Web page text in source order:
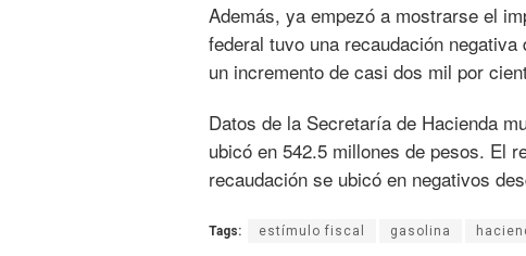
Además, ya empezó a mostrarse el
federal tuvo una recaudación negativa
un incremento de casi dos mil por
Datos de la Secretaría de Hacienda
ubicó en 542.5 millones de pesos. El
recaudación se ubicó en negativos
Tags: estímulo fiscal gasolina